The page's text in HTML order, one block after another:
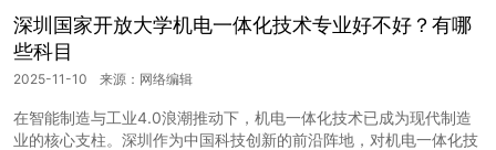
深圳国家开放大学机电一体化技术专业好不好？有哪
些科目
2025-11-10 来源：网络编辑
在智能制造与工业4.0浪潮推动下，机电一体化技术已成为现代制造
业的核心支柱。深圳作为中国科技创新的前沿阵地，对机电一体化技